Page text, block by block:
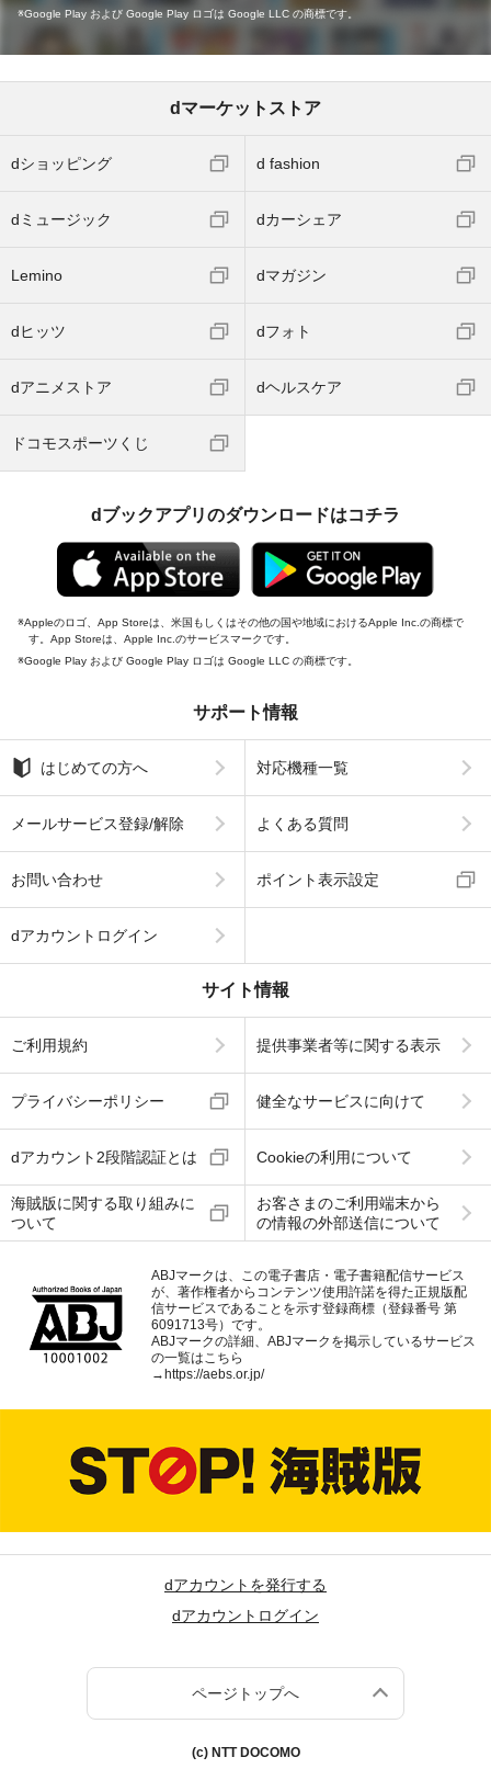
Google Play および Google Play ロゴは Google LLC の商標です。
dマーケットストア
dショッピング d fashion
dミュージック dカーシェア
Lemino dマガジン
dヒッツ dフォト
dアニメストア dヘルスケア
ドコモスポーツくじ
dブックアプリのダウンロードはコチラ
Appleのロゴ、App Storeは、米国もしくはその他の国や地域におけるApple Inc.の商標で
す。App Storeは、Apple Inc.のサービスマークです。
Google Play および Google Play ロゴは Google LLC の商標です。
サポート情報
はじめての方へ 対応機種一覧
メールサービス登録/解除 よくある質問
お問い合わせ ポイント表示設定
dアカウントログイン
サイト情報
ご利用規約 提供事業者等に関する表示
プライバシーポリシー 健全なサービスに向けて
dアカウント2段階認証とは Cookieの利用について
海賊版に関する取り組みに
ついて
お客さまのご利用端末から
の情報の外部送信について
ABJマークは、この電子書店・電子書籍配信サービス
が、著作権者からコンテンツ使用許諾を得た正規版配
信サービスであることを示す登録商標（登録番号 第
6091713号）です。
ABJマークの詳細、ABJマークを掲示しているサービス
の一覧はこちら
→https://aebs.or.jp/
dアカウントを発行する
dアカウントログイン
ページトップへ
(c) NTT DOCOMO